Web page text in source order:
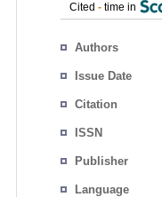
Cited - time in
Authors
Issue Date
Citation
ISSN
Publisher
Language